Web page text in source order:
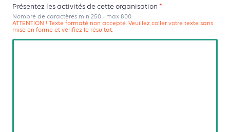
Présentez les activités de cette organisation *
Nombre de caractères min 250 - max 800.
ATTENTION ! Texte formaté non accepté. Veuillez coller votre texte sans
mise en forme et vérifiez le résultat.